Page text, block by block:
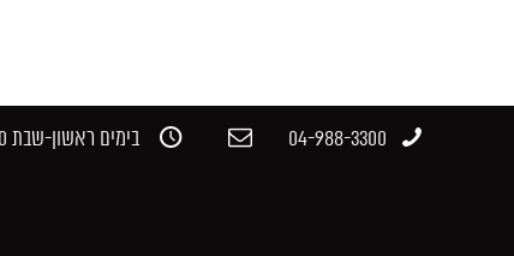
04-988-3300​ בימים ראשון-שבת 12:00-23:00​